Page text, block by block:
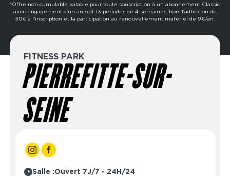
formule premium, etc. Prêt à passer à l’action ?
Réserve ta séance d’essai gratuite dans le club de
*Offre non cumulable valable pour toute souscription à un abonnement Classic
avec engagement d'un an soit 13 périodes de 4 semaines. hors l'adhésion de
30€ à l'inscription et la participation au renouvellement matériel de 9€/an.
FITNESS PARK
PIERREFITTE-SUR-
SEINE
Salle :Ouvert 7J/7 - 24H/24